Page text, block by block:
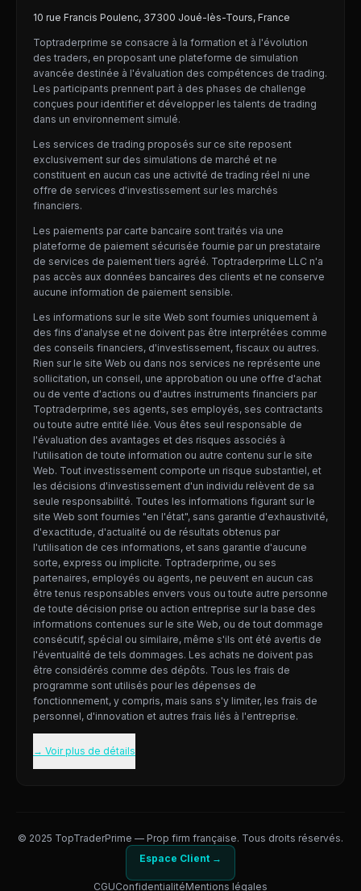
10 rue Francis Poulenc, 37300 Joué-lès-Tours, France
Toptraderprime se consacre à la formation et à l'évolution
des traders, en proposant une plateforme de simulation
avancée destinée à l'évaluation des compétences de trading.
Les participants prennent part à des phases de challenge
conçues pour identifier et développer les talents de trading
dans un environnement simulé.
Les services de trading proposés sur ce site reposent
exclusivement sur des simulations de marché et ne
constituent en aucun cas une activité de trading réel ni une
offre de services d'investissement sur les marchés
financiers.
Les paiements par carte bancaire sont traités via une
plateforme de paiement sécurisée fournie par un prestataire
de services de paiement tiers agréé. Toptraderprime LLC n'a
pas accès aux données bancaires des clients et ne conserve
aucune information de paiement sensible.
Les informations sur le site Web sont fournies uniquement à
des fins d'analyse et ne doivent pas être interprétées comme
des conseils financiers, d'investissement, fiscaux ou autres.
Rien sur le site Web ou dans nos services ne représente une
sollicitation, un conseil, une approbation ou une offre d'achat
ou de vente d'actions ou d'autres instruments financiers par
Toptraderprime, ses agents, ses employés, ses contractants
ou toute autre entité liée. Vous êtes seul responsable de
l'évaluation des avantages et des risques associés à
l'utilisation de toute information ou autre contenu sur le site
Web. Tout investissement comporte un risque substantiel, et
les décisions d'investissement d'un individu relèvent de sa
seule responsabilité. Toutes les informations figurant sur le
site Web sont fournies "en l'état", sans garantie d'exhaustivité,
d'exactitude, d'actualité ou de résultats obtenus par
l'utilisation de ces informations, et sans garantie d'aucune
sorte, express ou implicite. Toptraderprime, ou ses
partenaires, employés ou agents, ne peuvent en aucun cas
être tenus responsables envers vous ou toute autre personne
de toute décision prise ou action entreprise sur la base des
informations contenues sur le site Web, ou de tout dommage
consécutif, spécial ou similaire, même s'ils ont été avertis de
l'éventualité de tels dommages. Les achats ne doivent pas
être considérés comme des dépôts. Tous les frais de
programme sont utilisés pour les dépenses de
fonctionnement, y compris, mais sans s'y limiter, les frais de
personnel, d'innovation et autres frais liés à l'entreprise.
→ Voir plus de détails
© 2025 TopTraderPrime — Prop firm française. Tous droits réservés.
Espace Client →
CGUConfidentialitéMentions légales